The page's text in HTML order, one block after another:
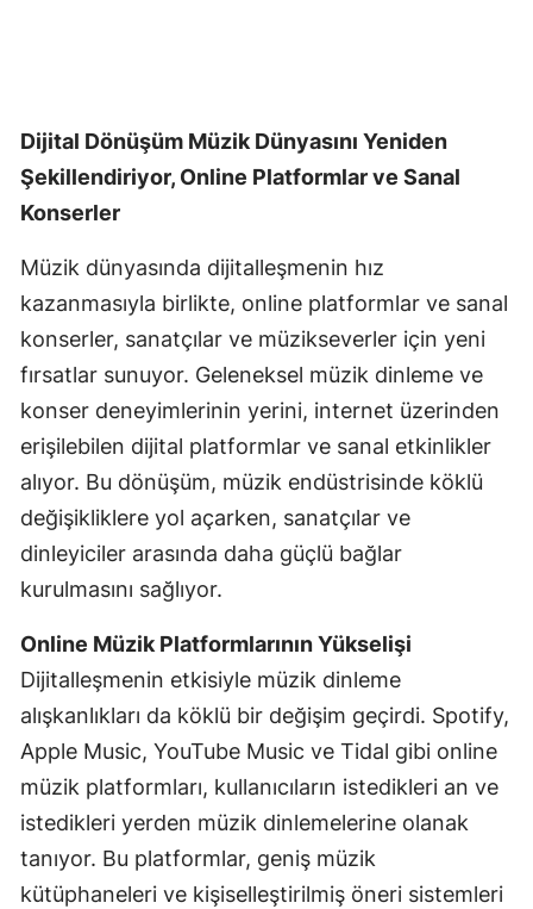
Dijital Dönüşüm Müzik Dünyasını Yeniden
Şekillendiriyor, Online Platformlar ve Sanal
Konserler
Müzik dünyasında dijitalleşmenin hız
kazanmasıyla birlikte, online platformlar ve sanal
konserler, sanatçılar ve müzikseverler için yeni
fırsatlar sunuyor. Geleneksel müzik dinleme ve
konser deneyimlerinin yerini, internet üzerinden
erişilebilen dijital platformlar ve sanal etkinlikler
alıyor. Bu dönüşüm, müzik endüstrisinde köklü
değişikliklere yol açarken, sanatçılar ve
dinleyiciler arasında daha güçlü bağlar
kurulmasını sağlıyor.
Online Müzik Platformlarının Yükselişi
Dijitalleşmenin etkisiyle müzik dinleme
alışkanlıkları da köklü bir değişim geçirdi. Spotify,
Apple Music, YouTube Music ve Tidal gibi online
müzik platformları, kullanıcıların istedikleri an ve
istedikleri yerden müzik dinlemelerine olanak
tanıyor. Bu platformlar, geniş müzik
kütüphaneleri ve kişiselleştirilmiş öneri sistemleri